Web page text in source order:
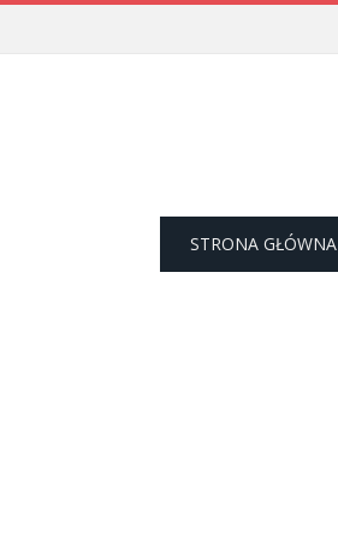
STRONA GŁÓWNA